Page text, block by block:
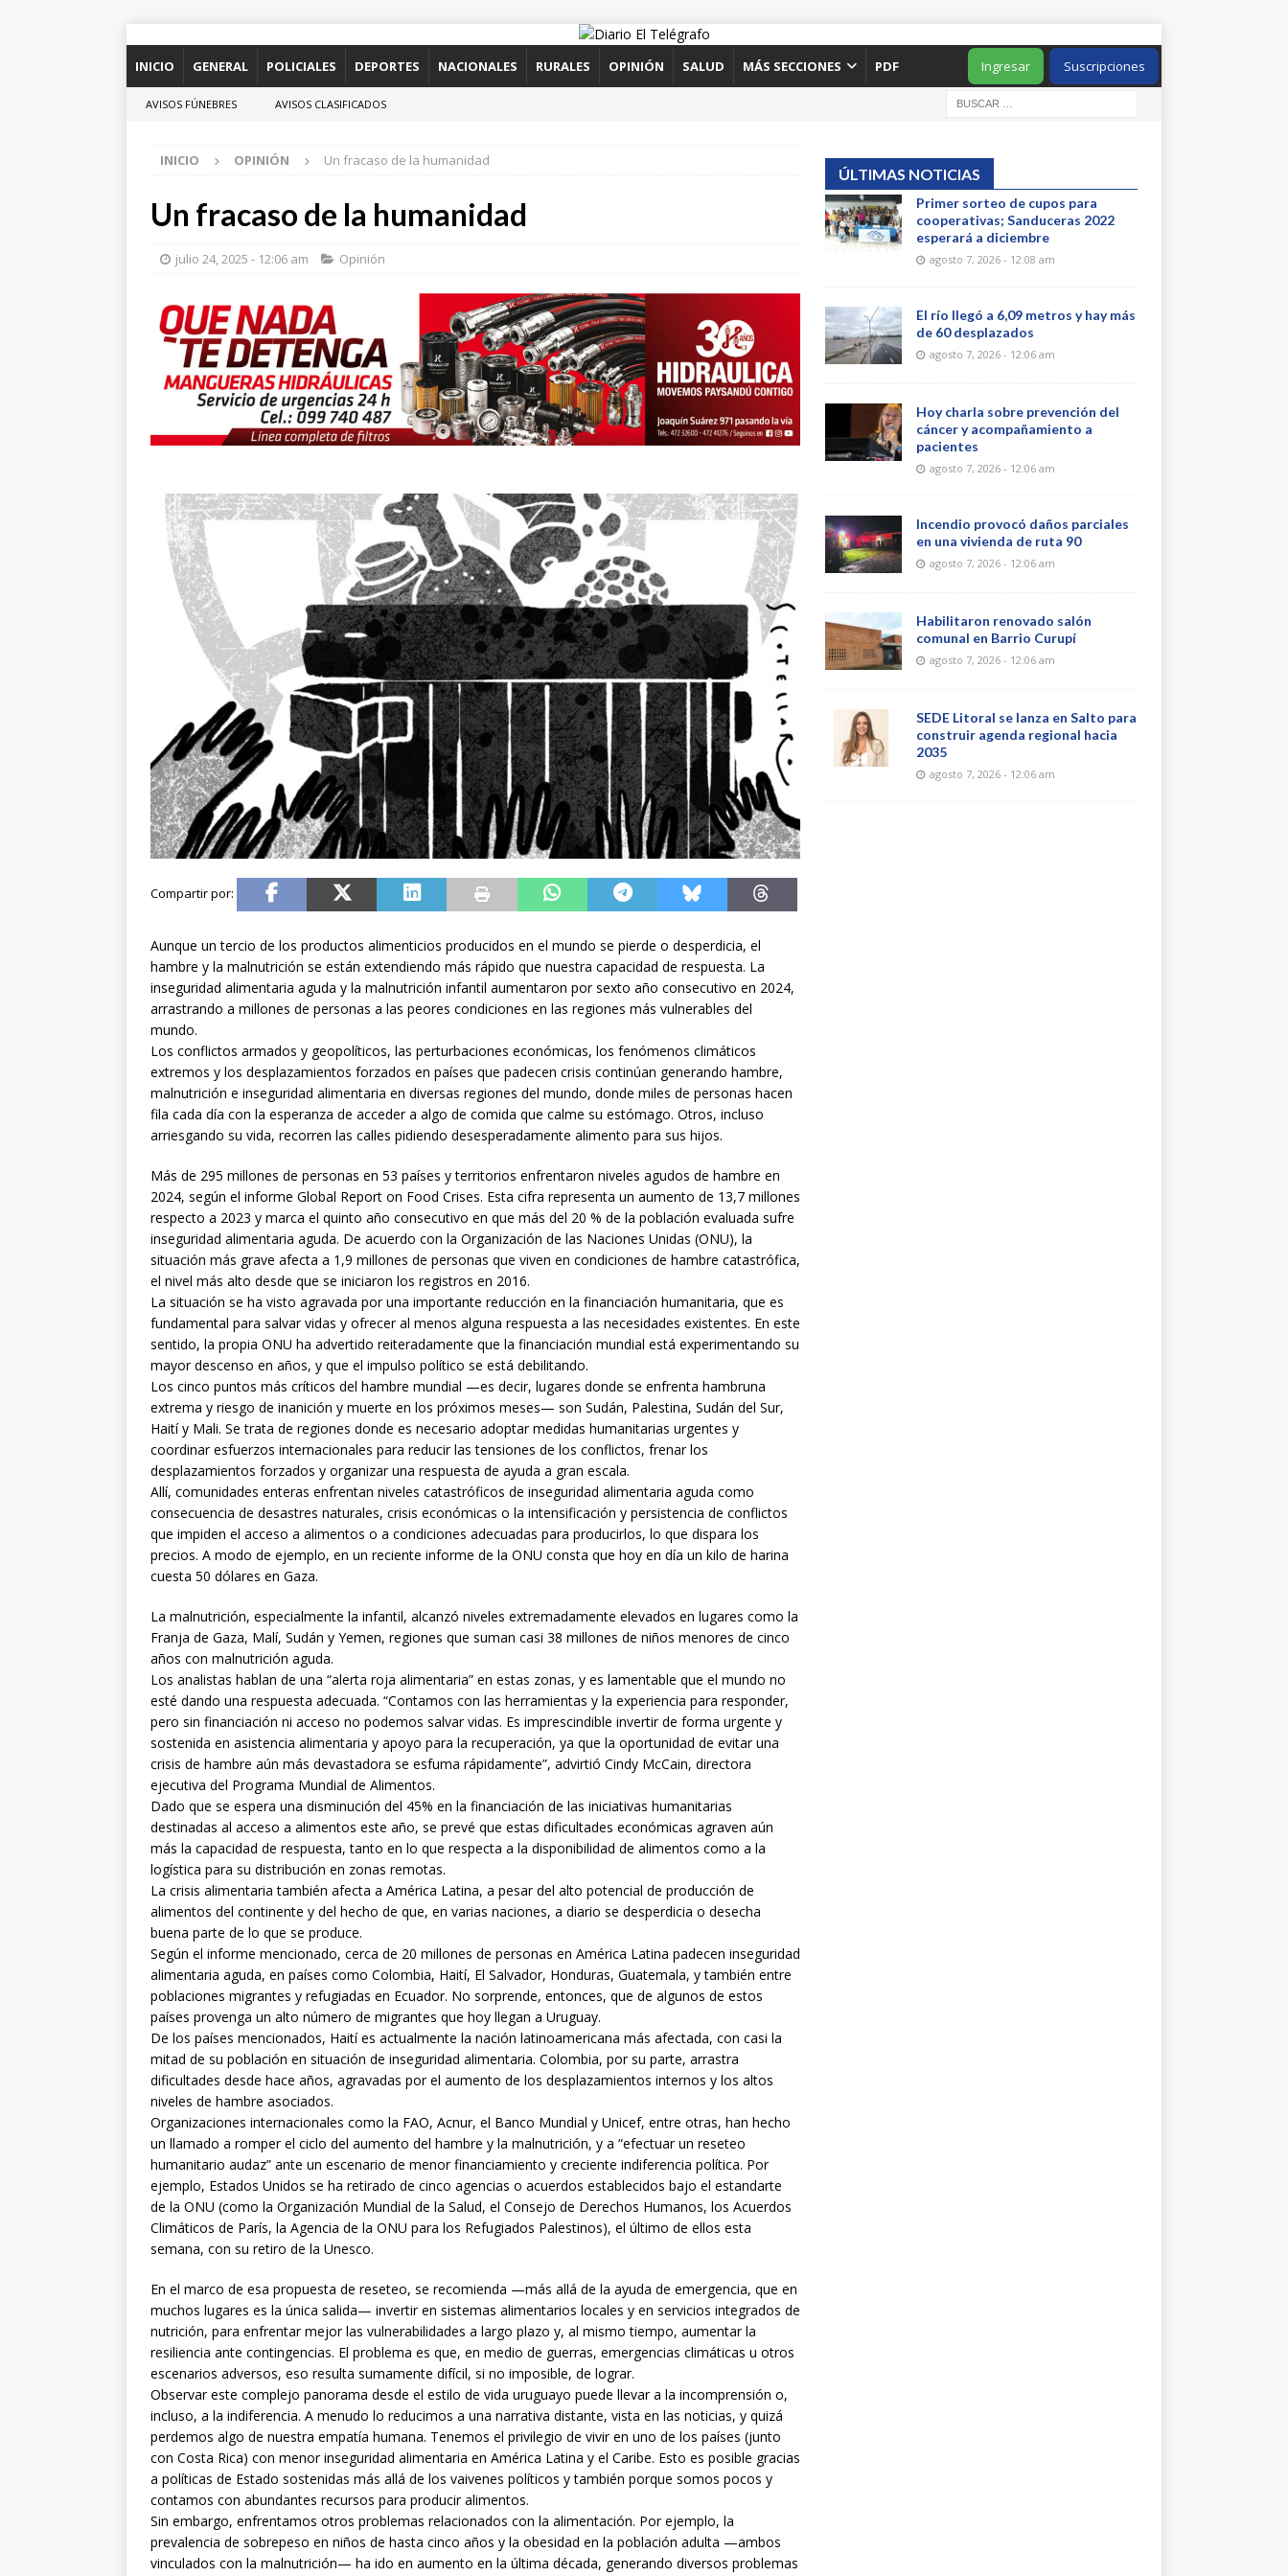
INICIO GENERAL POLICIALES DEPORTES NACIONALES RURALES OPINIÓN SALUD MÁS SECCIONES PDF Suscripciones
Ingresar
AVISOS FÚNEBRES AVISOS CLASIFICADOS
INICIO OPINIÓN Un fracaso de la humanidad
Un fracaso de la humanidad
julio 24, 2025 - 12:06 am Opinión
Aunque un tercio de los productos alimenticios producidos en el mundo se pierde o desperdicia, el
hambre y la malnutrición se están extendiendo más rápido que nuestra capacidad de respuesta. La
inseguridad alimentaria aguda y la malnutrición infantil aumentaron por sexto año consecutivo en 2024,
arrastrando a millones de personas a las peores condiciones en las regiones más vulnerables del
mundo.
Los conflictos armados y geopolíticos, las perturbaciones económicas, los fenómenos climáticos
extremos y los desplazamientos forzados en países que padecen crisis continúan generando hambre,
malnutrición e inseguridad alimentaria en diversas regiones del mundo, donde miles de personas hacen
fila cada día con la esperanza de acceder a algo de comida que calme su estómago. Otros, incluso
arriesgando su vida, recorren las calles pidiendo desesperadamente alimento para sus hijos.
Más de 295 millones de personas en 53 países y territorios enfrentaron niveles agudos de hambre en
2024, según el informe Global Report on Food Crises. Esta cifra representa un aumento de 13,7 millones
respecto a 2023 y marca el quinto año consecutivo en que más del 20 % de la población evaluada sufre
inseguridad alimentaria aguda. De acuerdo con la Organización de las Naciones Unidas (ONU), la
situación más grave afecta a 1,9 millones de personas que viven en condiciones de hambre catastrófica,
el nivel más alto desde que se iniciaron los registros en 2016.
La situación se ha visto agravada por una importante reducción en la financiación humanitaria, que es
fundamental para salvar vidas y ofrecer al menos alguna respuesta a las necesidades existentes. En este
sentido, la propia ONU ha advertido reiteradamente que la financiación mundial está experimentando su
mayor descenso en años, y que el impulso político se está debilitando.
Los cinco puntos más críticos del hambre mundial —es decir, lugares donde se enfrenta hambruna
extrema y riesgo de inanición y muerte en los próximos meses— son Sudán, Palestina, Sudán del Sur,
Haití y Mali. Se trata de regiones donde es necesario adoptar medidas humanitarias urgentes y
coordinar esfuerzos internacionales para reducir las tensiones de los conflictos, frenar los
desplazamientos forzados y organizar una respuesta de ayuda a gran escala.
Allí, comunidades enteras enfrentan niveles catastróficos de inseguridad alimentaria aguda como
consecuencia de desastres naturales, crisis económicas o la intensificación y persistencia de conflictos
que impiden el acceso a alimentos o a condiciones adecuadas para producirlos, lo que dispara los
precios. A modo de ejemplo, en un reciente informe de la ONU consta que hoy en día un kilo de harina
cuesta 50 dólares en Gaza.
La malnutrición, especialmente la infantil, alcanzó niveles extremadamente elevados en lugares como la
Franja de Gaza, Malí, Sudán y Yemen, regiones que suman casi 38 millones de niños menores de cinco
años con malnutrición aguda.
Los analistas hablan de una “alerta roja alimentaria” en estas zonas, y es lamentable que el mundo no
esté dando una respuesta adecuada. “Contamos con las herramientas y la experiencia para responder,
pero sin financiación ni acceso no podemos salvar vidas. Es imprescindible invertir de forma urgente y
sostenida en asistencia alimentaria y apoyo para la recuperación, ya que la oportunidad de evitar una
crisis de hambre aún más devastadora se esfuma rápidamente”, advirtió Cindy McCain, directora
ejecutiva del Programa Mundial de Alimentos.
Dado que se espera una disminución del 45% en la financiación de las iniciativas humanitarias
destinadas al acceso a alimentos este año, se prevé que estas dificultades económicas agraven aún
más la capacidad de respuesta, tanto en lo que respecta a la disponibilidad de alimentos como a la
logística para su distribución en zonas remotas.
La crisis alimentaria también afecta a América Latina, a pesar del alto potencial de producción de
alimentos del continente y del hecho de que, en varias naciones, a diario se desperdicia o desecha
buena parte de lo que se produce.
Según el informe mencionado, cerca de 20 millones de personas en América Latina padecen inseguridad
alimentaria aguda, en países como Colombia, Haití, El Salvador, Honduras, Guatemala, y también entre
poblaciones migrantes y refugiadas en Ecuador. No sorprende, entonces, que de algunos de estos
países provenga un alto número de migrantes que hoy llegan a Uruguay.
De los países mencionados, Haití es actualmente la nación latinoamericana más afectada, con casi la
mitad de su población en situación de inseguridad alimentaria. Colombia, por su parte, arrastra
dificultades desde hace años, agravadas por el aumento de los desplazamientos internos y los altos
niveles de hambre asociados.
Organizaciones internacionales como la FAO, Acnur, el Banco Mundial y Unicef, entre otras, han hecho
un llamado a romper el ciclo del aumento del hambre y la malnutrición, y a “efectuar un reseteo
humanitario audaz” ante un escenario de menor financiamiento y creciente indiferencia política. Por
ejemplo, Estados Unidos se ha retirado de cinco agencias o acuerdos establecidos bajo el estandarte
de la ONU (como la Organización Mundial de la Salud, el Consejo de Derechos Humanos, los Acuerdos
Climáticos de París, la Agencia de la ONU para los Refugiados Palestinos), el último de ellos esta
semana, con su retiro de la Unesco.
En el marco de esa propuesta de reseteo, se recomienda —más allá de la ayuda de emergencia, que en
muchos lugares es la única salida— invertir en sistemas alimentarios locales y en servicios integrados de
nutrición, para enfrentar mejor las vulnerabilidades a largo plazo y, al mismo tiempo, aumentar la
resiliencia ante contingencias. El problema es que, en medio de guerras, emergencias climáticas u otros
escenarios adversos, eso resulta sumamente difícil, si no imposible, de lograr.
Observar este complejo panorama desde el estilo de vida uruguayo puede llevar a la incomprensión o,
incluso, a la indiferencia. A menudo lo reducimos a una narrativa distante, vista en las noticias, y quizá
perdemos algo de nuestra empatía humana. Tenemos el privilegio de vivir en uno de los países (junto
con Costa Rica) con menor inseguridad alimentaria en América Latina y el Caribe. Esto es posible gracias
a políticas de Estado sostenidas más allá de los vaivenes políticos y también porque somos pocos y
contamos con abundantes recursos para producir alimentos.
Sin embargo, enfrentamos otros problemas relacionados con la alimentación. Por ejemplo, la
prevalencia de sobrepeso en niños de hasta cinco años y la obesidad en la población adulta —ambos
vinculados con la malnutrición— ha ido en aumento en la última década, generando diversos problemas
ÚLTIMAS NOTICIAS
Primer sorteo de cupos para
cooperativas; Sanduceras 2022
esperará a diciembre
agosto 7, 2026 - 12:08 am
El río llegó a 6,09 metros y hay más
de 60 desplazados
agosto 7, 2026 - 12:06 am
Hoy charla sobre prevención del
cáncer y acompañamiento a
pacientes
agosto 7, 2026 - 12:06 am
Incendio provocó daños parciales
en una vivienda de ruta 90
agosto 7, 2026 - 12:06 am
Habilitaron renovado salón
comunal en Barrio Curupí
agosto 7, 2026 - 12:06 am
SEDE Litoral se lanza en Salto para
construir agenda regional hacia
2035
agosto 7, 2026 - 12:06 am